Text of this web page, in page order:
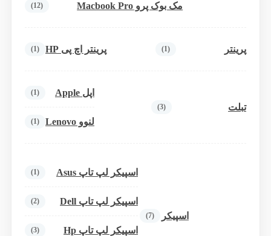
مک بوک پرو Macbook Pro (12)
پرینتر (1) پرینتر اچ پی HP (1)
تبلت (3)
اپل Apple (1)
لنوو Lenovo (1)
اسپیکر (7)
اسپیکر لپ تاپ Asus (1)
اسپیکر لپ تاپ Dell (2)
اسپیکر لپ تاپ Hp (3)